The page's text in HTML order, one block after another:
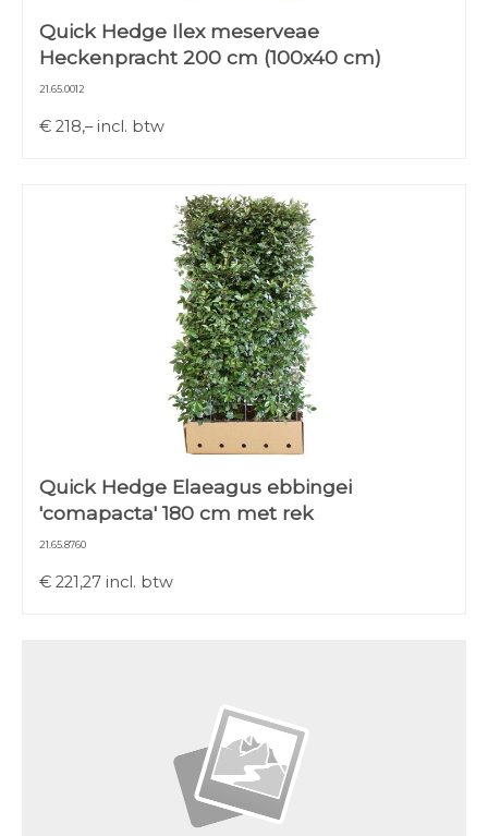
Quick Hedge Ilex meserveae
Heckenpracht 200 cm (100x40 cm)
21.65.0012
€ 218,–incl. btw
Quick Hedge Elaeagus ebbingei
'comapacta' 180 cm met rek
21.65.8760
€ 221,27 incl. btw